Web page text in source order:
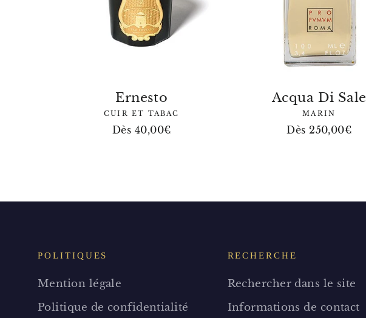
Ernesto
CUIR ET TABAC
Dès 40,00€
Acqua Di Sale
MARIN
Dès 250,00€
POLITIQUES
Mention légale
Politique de confidentialité
RECHERCHE
Rechercher dans le site
Informations de contact